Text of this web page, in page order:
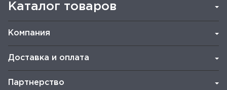
Каталог товаров
Компания
Доставка и оплата
Партнерство